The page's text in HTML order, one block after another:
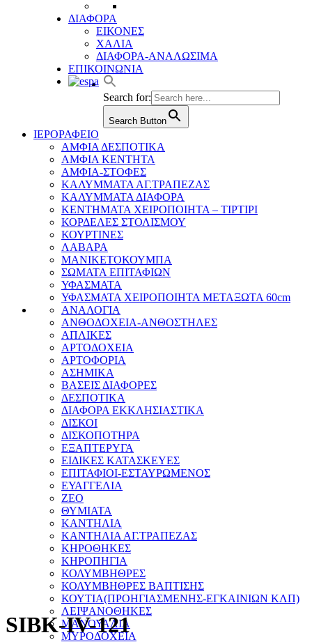
ΔΙΑΦΟΡΑ
ΕΙΚΟΝΕΣ
ΧΑΛΙΑ
ΔΙΑΦΟΡΑ-ΑΝΑΛΩΣΙΜΑ
ΕΠΙΚΟΙΝΩΝΙΑ
Search for:
Search Button
ΙΕΡΟΡΑΦΕΙΟ
ΑΜΦΙΑ ΔΕΣΠΟΤΙΚΑ
ΑΜΦΙΑ ΚΕΝΤΗΤΑ
ΑΜΦΙΑ-ΣΤΟΦΕΣ
ΚΑΛΥΜΜΑΤΑ ΑΓ.ΤΡΑΠΕΖΑΣ
ΚΑΛΥΜΜΑΤΑ ΔΙΑΦΟΡΑ
ΚΕΝΤΗΜΑΤΑ ΧΕΙΡΟΠΟΙΗΤΑ – ΤΙΡΤΙΡΙ
ΚΟΡΔΕΛΕΣ ΣΤΟΛΙΣΜΟΥ
ΚΟΥΡΤΙΝΕΣ
ΛΑΒΑΡΑ
ΜΑΝΙΚΕΤΟΚΟΥΜΠΑ
ΣΩΜΑΤΑ ΕΠΙΤΑΦΙΩΝ
ΥΦΑΣΜΑΤΑ
ΥΦΑΣΜΑΤΑ ΧΕΙΡΟΠΟΙΗΤΑ ΜΕΤΑΞΩΤΑ 60cm
ΑΝΑΛΟΓΙΑ
ΑΝΘΟΔΟΧΕΙΑ-ΑΝΘΟΣΤΗΛΕΣ
ΑΠΛΙΚΕΣ
ΑΡΤΟΔΟΧΕΙΑ
ΑΡΤΟΦΟΡΙΑ
ΑΣΗΜΙΚΑ
ΒΑΣΕΙΣ ΔΙΑΦΟΡΕΣ
ΔΕΣΠΟΤΙΚΑ
ΔΙΑΦΟΡΑ ΕΚΚΛΗΣΙΑΣΤΙΚΑ
ΔΙΣΚΟΙ
ΔΙΣΚΟΠΟΤΗΡΑ
ΕΞΑΠΤΕΡΥΓΑ
ΕΙΔΙΚΕΣ ΚΑΤΑΣΚΕΥΕΣ
ΕΠΙΤΑΦΙΟΙ-ΕΣΤΑΥΡΩΜΕΝΟΣ
ΕΥΑΓΓΕΛΙΑ
ΖΕΟ
ΘΥΜΙΑΤΑ
ΚΑΝΤΗΛΙΑ
ΚΑΝΤΗΛΙΑ ΑΓ.ΤΡΑΠΕΖΑΣ
ΚΗΡΟΘΗΚΕΣ
ΚΗΡΟΠΗΓΙΑ
ΚΟΛΥΜΒΗΘΡΕΣ
ΚΟΛΥΜΒΗΘΡΕΣ ΒΑΠΤΙΣΗΣ
ΚΟΥΤΙΑ(ΠΡΟΗΓΙΑΣΜΕΝΗΣ-ΕΓΚΑΙΝΙΩΝ ΚΛΠ)
ΛΕΙΨΑΝΟΘΗΚΕΣ
ΜΑΝΟΥΑΛΙΑ
ΜΥΡΟΔΟΧΕΙΑ
SIBK-IV-121